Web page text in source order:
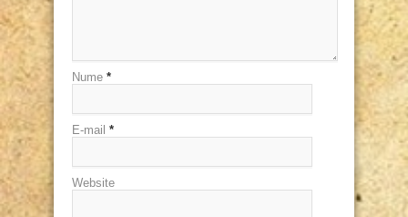
Nume *
E-mail *
Website